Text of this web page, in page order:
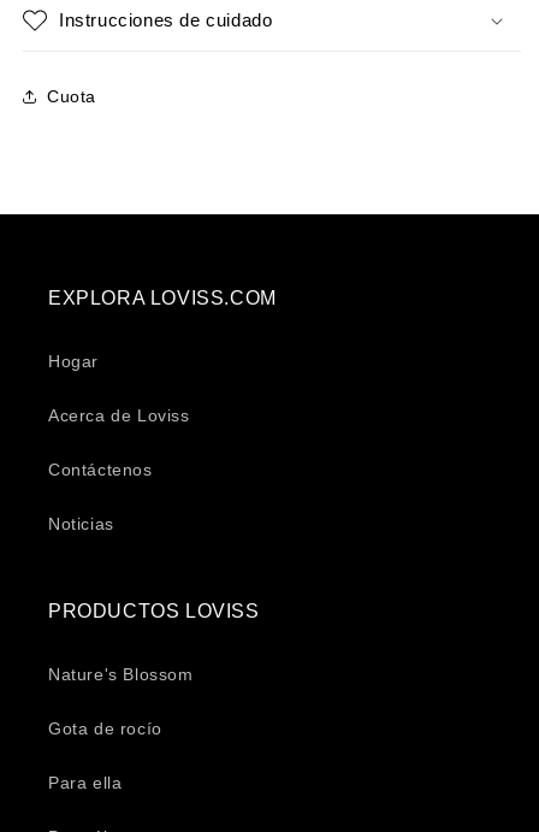
Instrucciones de cuidado
Cuota
EXPLORA LOVISS.COM
Hogar
Acerca de Loviss
Contáctenos
Noticias
PRODUCTOS LOVISS
Nature's Blossom
Gota de rocío
Para ella